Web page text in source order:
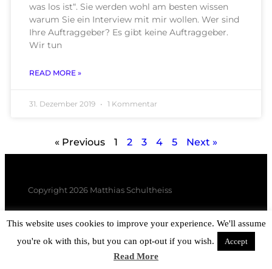
was los ist“. Sie werden wohl am besten wissen
warum Sie ein Interview mit mir wollen. Wer sind
Ihre Auftraggeber? Es gibt keine Auftraggeber.
Wir tun
READ MORE »
31. Dezember 2019 1 Kommentar
« Previous 1 2 3 4 5 Next »
Copyright 2026 Matthias Schultheiss
This website uses cookies to improve your experience. We'll assume
you're ok with this, but you can opt-out if you wish.
Accept
Read More